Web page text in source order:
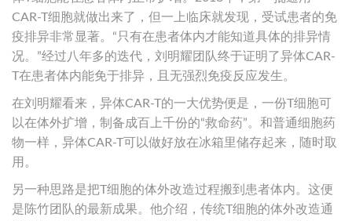
CAR-T细胞就做出来了，但一上临床就发现，受试患者的免
疫排异非常显著。“只有在患者体内才能知道具体的排异情
况。”经过八年多的迭代，刘明耀团队终于证明了异体CAR-
T在患者体内能免于排异，且无强烈免疫反应发生。
在刘明耀看来，异体CAR-T的一大优势便是，一份T细胞可
以在体外扩增，制备成百上千份的“救命药”。和普通细胞药
物一样，异体CAR-T可以做好放在冰箱里储存起来，随时取
用。
另一种思路是把T细胞的体外改造过程搬到患者体内。这便
是陈竹团队的最新成果。他介绍，传统T细胞的体外改造通